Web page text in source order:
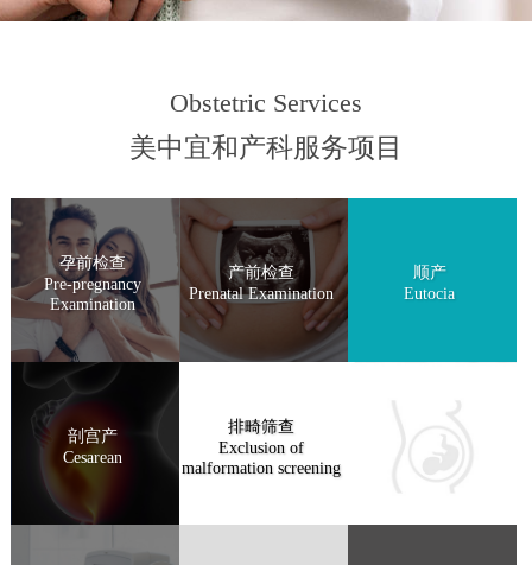
Obstetric Services
美中宜和产科服务项目
孕前检查
Pre-pregnancy
Examination
产前检查
Prenatal Examination
顺产
Eutocia
剖宫产
Cesarean
排畸筛查
Exclusion of
malformation screening